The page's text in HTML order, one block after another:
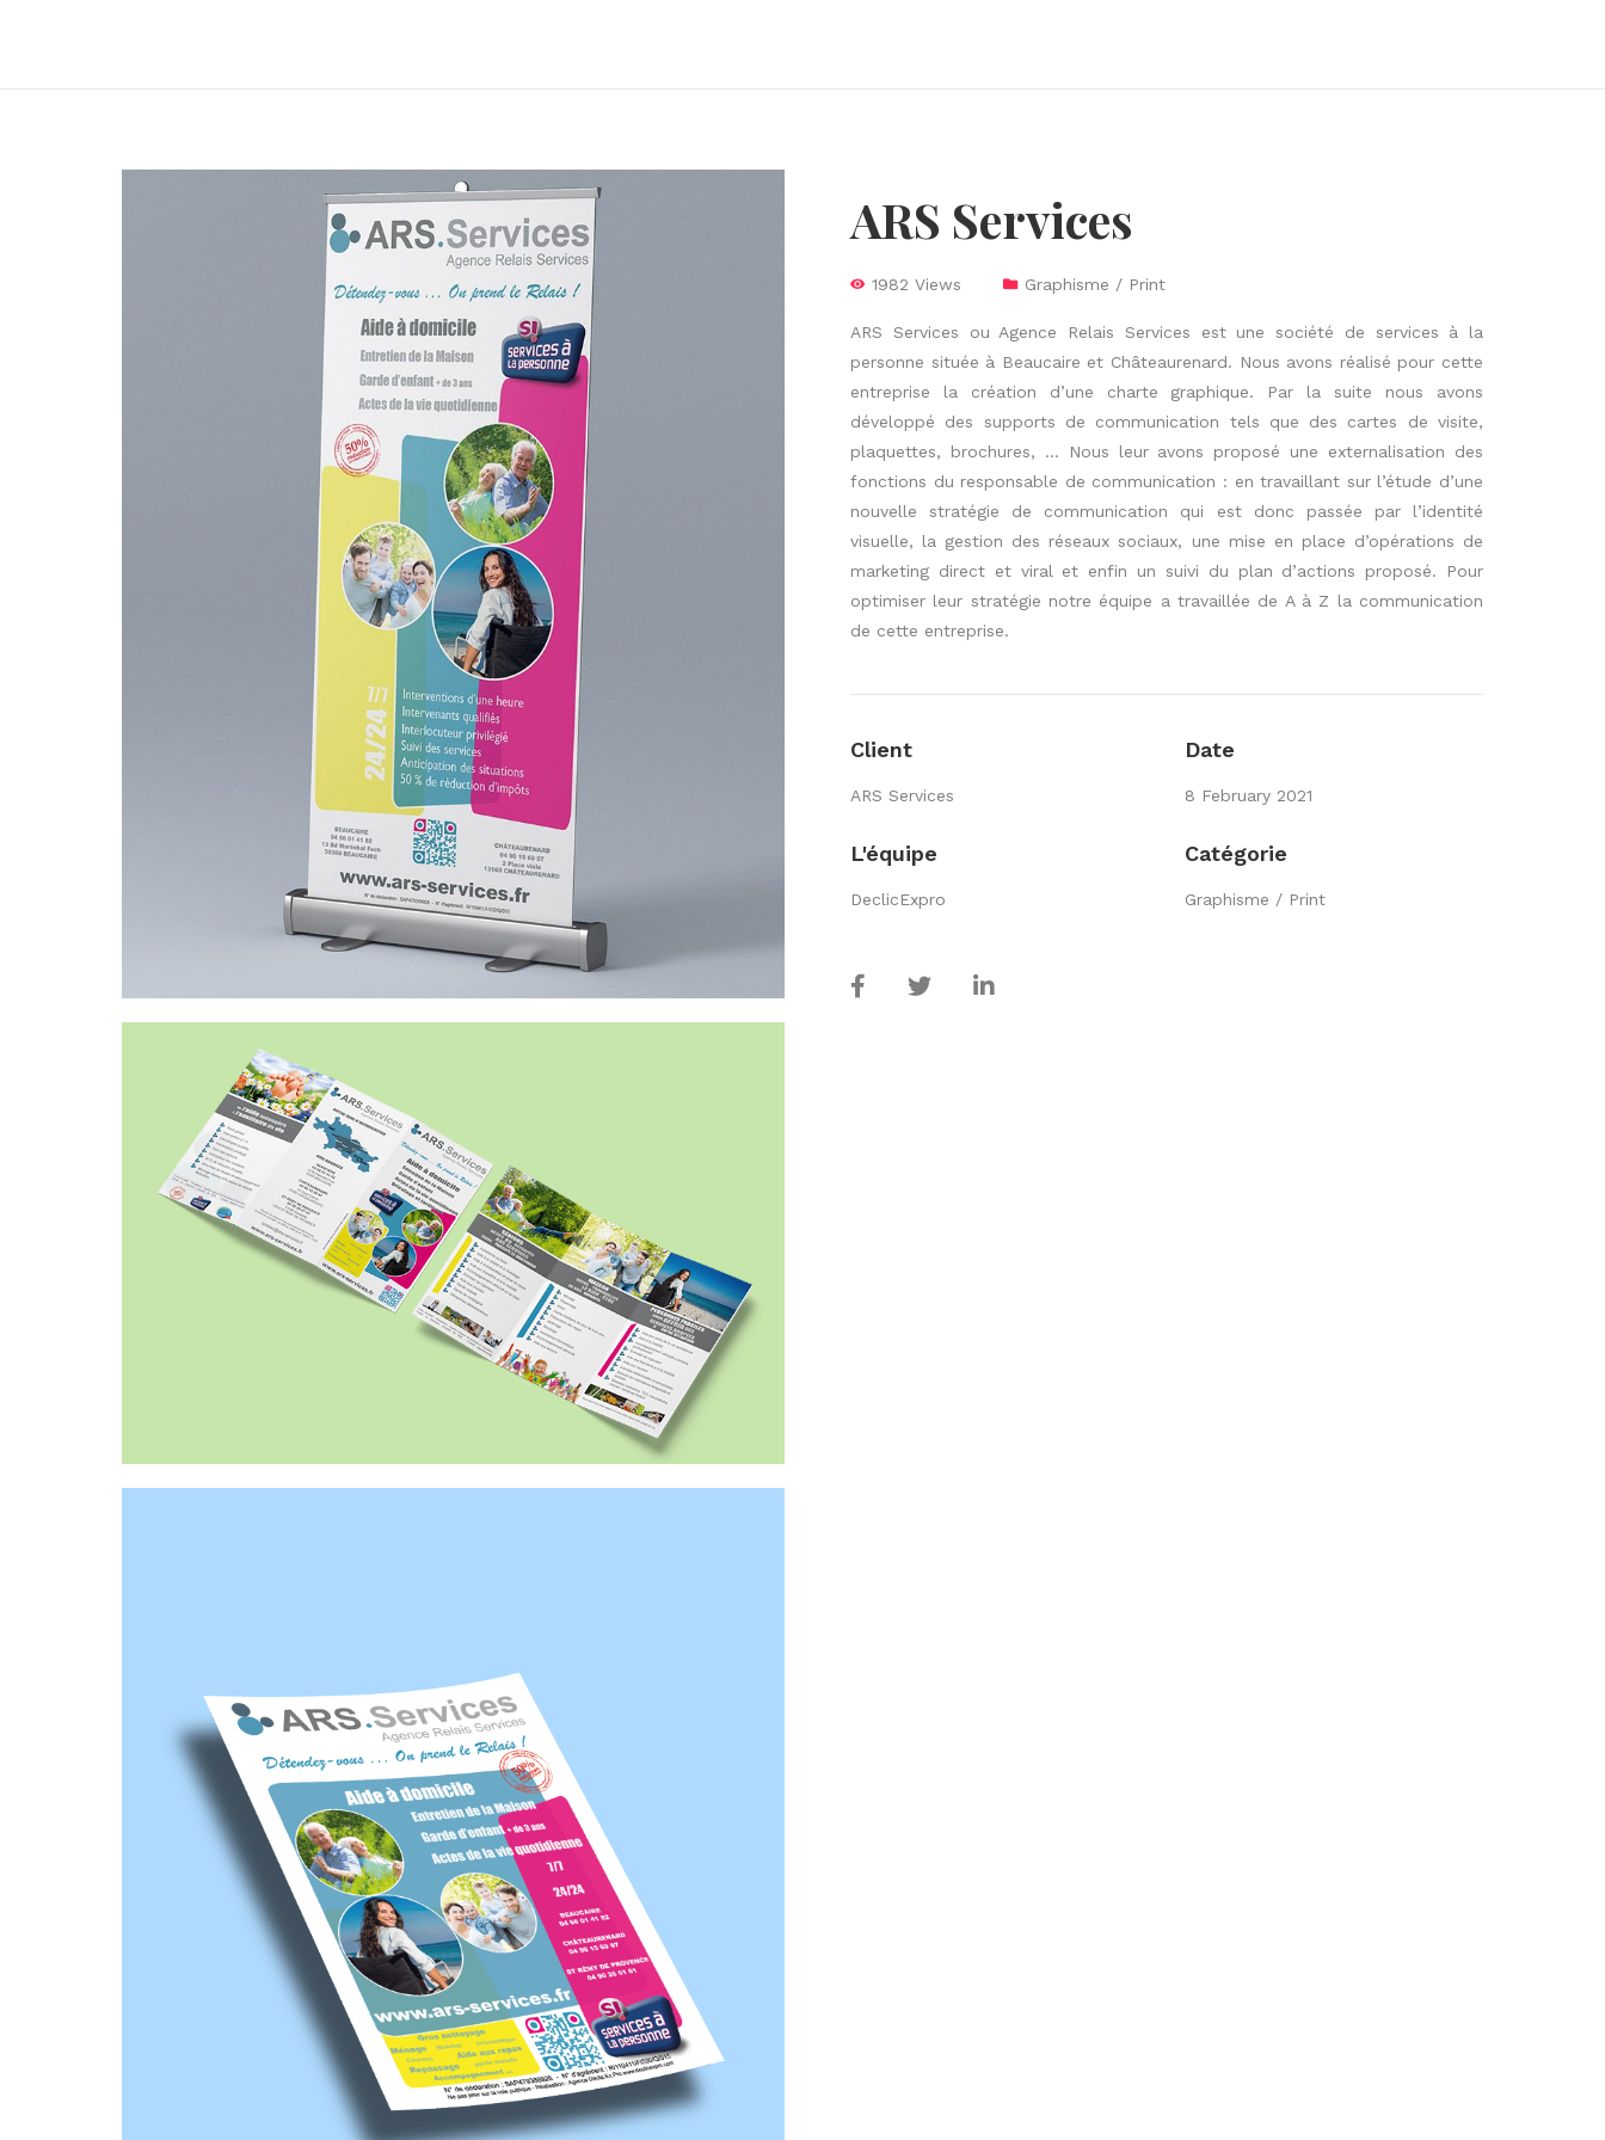
ARS Services
1982 Views Graphisme / Print
ARS Services ou Agence Relais Services est une société de services à la
personne située à Beaucaire et Châteaurenard. Nous avons réalisé pour cette
entreprise la création d’une charte graphique. Par la suite nous avons
développé des supports de communication tels que des cartes de visite,
plaquettes, brochures, …
Nous leur avons proposé une externalisation des
fonctions du responsable de communication : en travaillant sur l’étude d’une
nouvelle stratégie de communication qui est donc passée par l’identité
visuelle, la gestion des réseaux sociaux, une mise en place d’opérations de
marketing direct et viral et enfin un suivi du plan d’actions proposé.
Pour
optimiser leur stratégie notre équipe a travaillée de A à Z la communication
de cette entreprise.
Client
ARS Services
Date
8 February 2021
L'équipe
DeclicExpro
Catégorie
Graphisme / Print